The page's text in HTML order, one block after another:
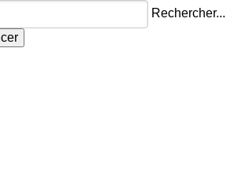
Rechercher...